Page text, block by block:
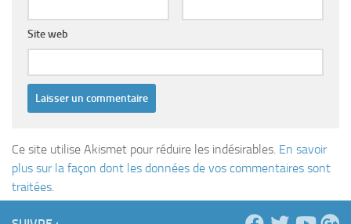
Site web
Ce site utilise Akismet pour réduire les indésirables. En savoir
plus sur la façon dont les données de vos commentaires sont
traitées.